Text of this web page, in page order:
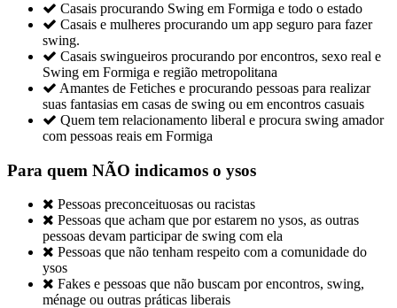
 Casais procurando Swing em Formiga e todo o estado
 Casais e mulheres procurando um app seguro para fazer
swing.
 Casais swingueiros procurando por encontros, sexo real e
Swing em Formiga e região metropolitana
 Amantes de Fetiches e procurando pessoas para realizar
suas fantasias em casas de swing ou em encontros casuais
 Quem tem relacionamento liberal e procura swing amador
com pessoas reais em Formiga
Para quem NÃO indicamos o ysos
 Pessoas preconceituosas ou racistas
 Pessoas que acham que por estarem no ysos, as outras
pessoas devam participar de swing com ela
 Pessoas que não tenham respeito com a comunidade do
ysos
 Fakes e pessoas que não buscam por encontros, swing,
ménage ou outras práticas liberais